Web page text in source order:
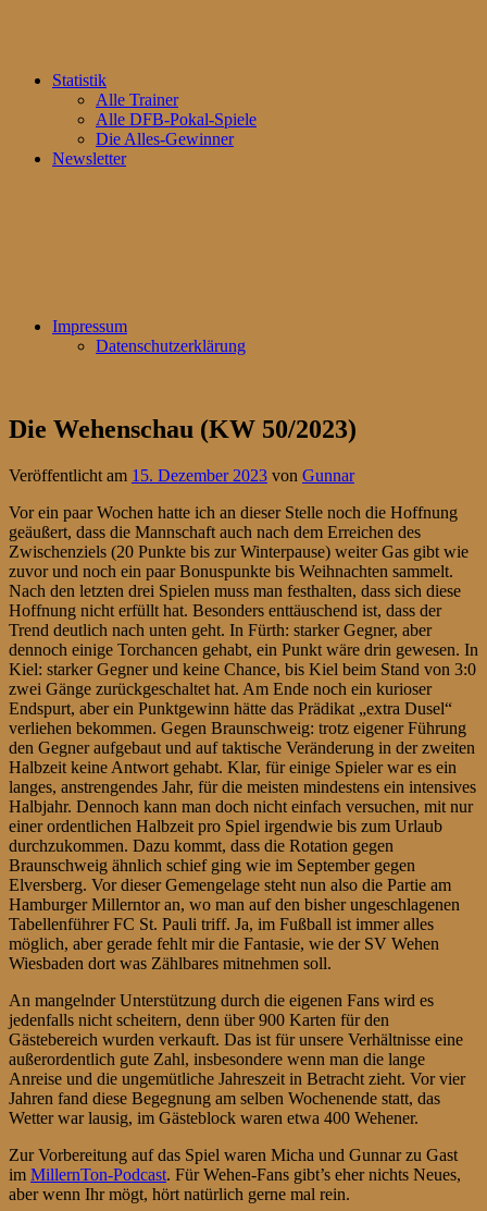
Statistik
Alle Trainer
Alle DFB-Pokal-Spiele
Die Alles-Gewinner
Newsletter
Impressum
Datenschutzerklärung
Die Wehenschau (KW 50/2023)
Veröffentlicht am 15. Dezember 2023 von Gunnar
Vor ein paar Wochen hatte ich an dieser Stelle noch die Hoffnung
geäußert, dass die Mannschaft auch nach dem Erreichen des
Zwischenziels (20 Punkte bis zur Winterpause) weiter Gas gibt wie
zuvor und noch ein paar Bonuspunkte bis Weihnachten sammelt.
Nach den letzten drei Spielen muss man festhalten, dass sich diese
Hoffnung nicht erfüllt hat. Besonders enttäuschend ist, dass der
Trend deutlich nach unten geht. In Fürth: starker Gegner, aber
dennoch einige Torchancen gehabt, ein Punkt wäre drin gewesen. In
Kiel: starker Gegner und keine Chance, bis Kiel beim Stand von 3:0
zwei Gänge zurückgeschaltet hat. Am Ende noch ein kurioser
Endspurt, aber ein Punktgewinn hätte das Prädikat „extra Dusel“
verliehen bekommen. Gegen Braunschweig: trotz eigener Führung
den Gegner aufgebaut und auf taktische Veränderung in der zweiten
Halbzeit keine Antwort gehabt. Klar, für einige Spieler war es ein
langes, anstrengendes Jahr, für die meisten mindestens ein intensives
Halbjahr. Dennoch kann man doch nicht einfach versuchen, mit nur
einer ordentlichen Halbzeit pro Spiel irgendwie bis zum Urlaub
durchzukommen. Dazu kommt, dass die Rotation gegen
Braunschweig ähnlich schief ging wie im September gegen
Elversberg. Vor dieser Gemengelage steht nun also die Partie am
Hamburger Millerntor an, wo man auf den bisher ungeschlagenen
Tabellenführer FC St. Pauli triff. Ja, im Fußball ist immer alles
möglich, aber gerade fehlt mir die Fantasie, wie der SV Wehen
Wiesbaden dort was Zählbares mitnehmen soll.
An mangelnder Unterstützung durch die eigenen Fans wird es
jedenfalls nicht scheitern, denn über 900 Karten für den
Gästebereich wurden verkauft. Das ist für unsere Verhältnisse eine
außerordentlich gute Zahl, insbesondere wenn man die lange
Anreise und die ungemütliche Jahreszeit in Betracht zieht. Vor vier
Jahren fand diese Begegnung am selben Wochenende statt, das
Wetter war lausig, im Gästeblock waren etwa 400 Wehener.
Zur Vorbereitung auf das Spiel waren Micha und Gunnar zu Gast
im MillernTon-Podcast. Für Wehen-Fans gibt’s eher nichts Neues,
aber wenn Ihr mögt, hört natürlich gerne mal rein.